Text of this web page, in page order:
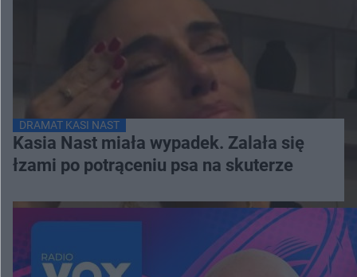
DRAMAT KASI NAST
Kasia Nast miała wypadek. Zalała się
łzami po potrąceniu psa na skuterze